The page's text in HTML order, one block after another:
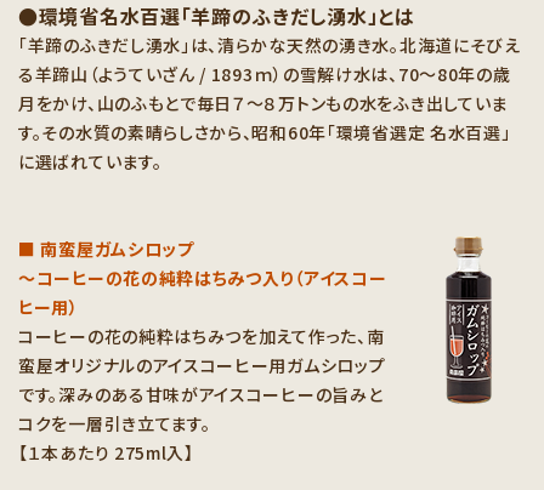
●環境省名水百選「羊蹄のふきだし湧水」とは
「羊蹄のふきだし湧水」は、清らかな天然の湧き水。北海道にそびえ
る羊蹄山（ようていざん / 1893ｍ）の雪解け水は、70～80年の歳
月をかけ、山のふもとで毎日７～８万トンもの水をふき出していま
す。その水質の素晴らしさから、昭和60年「環境省選定 名水百選」
に選ばれています。
■ 南蛮屋ガムシロップ
～コーヒーの花の純粋はちみつ入り（アイスコー
ヒー用）
コーヒーの花の純粋はちみつを加えて作った、南
蛮屋オリジナルのアイスコーヒー用ガムシロップ
です。深みのある甘味がアイスコーヒーの旨みと
コクを一層引き立てます。
【１本あたり 275ml入】